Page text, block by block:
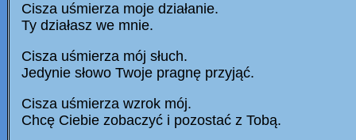
Cisza uśmierza moje działanie.
Ty działasz we mnie.
Cisza uśmierza mój słuch.
Jedynie słowo Twoje pragnę przyjąć.
Cisza uśmierza wzrok mój.
Chcę Ciebie zobaczyć i pozostać z Tobą.